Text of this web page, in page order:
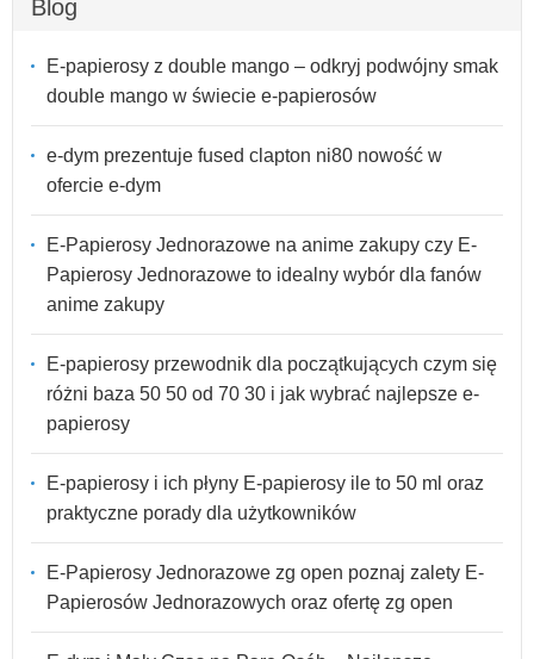
Blog
E-papierosy z double mango – odkryj podwójny smak
double mango w świecie e-papierosów
e-dym prezentuje fused clapton ni80 nowość w
ofercie e-dym
E-Papierosy Jednorazowe na anime zakupy czy E-
Papierosy Jednorazowe to idealny wybór dla fanów
anime zakupy
E-papierosy przewodnik dla początkujących czym się
różni baza 50 50 od 70 30 i jak wybrać najlepsze e-
papierosy
E-papierosy i ich płyny E-papierosy ile to 50 ml oraz
praktyczne porady dla użytkowników
E-Papierosy Jednorazowe zg open poznaj zalety E-
Papierosów Jednorazowych oraz ofertę zg open